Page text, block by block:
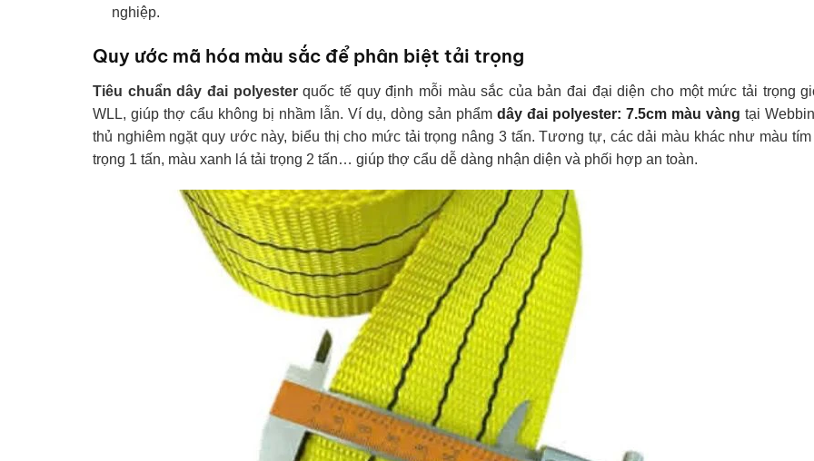
nghiệp.
Quy ước mã hóa màu sắc để phân biệt tải trọng
Tiêu chuẩn dây đai polyesterquốc tế quy định mỗi màu sắc của bản đai đại diện cho một mức tải trọng
WLL, giúp thợ cẩu không bị nhầm lẫn. Ví dụ, dòng sản phẩm dây đai polyester: 7.5cm màu vàng tại
thủ nghiêm ngặt quy ước này, biểu thị cho mức tải trọng nâng 3 tấn. Tương tự, các dải màu khác như màu
trọng 1 tấn, màu xanh lá tải trọng 2 tấn… giúp thợ cẩu dễ dàng nhận diện và phối hợp an toàn.